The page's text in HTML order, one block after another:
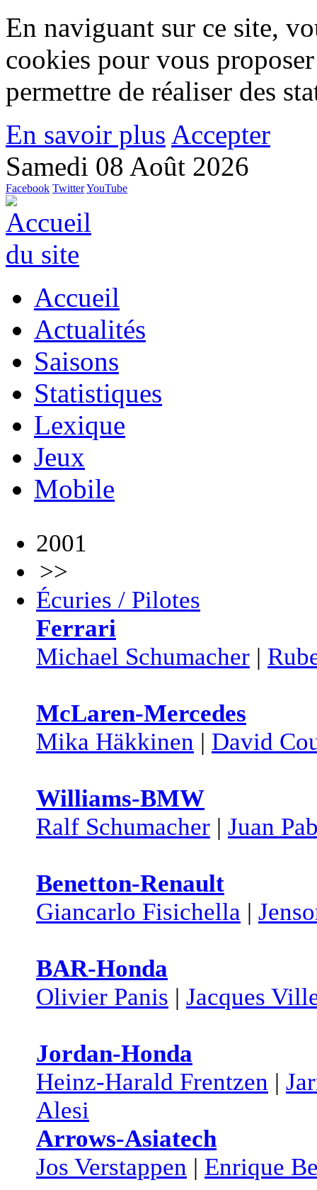
En naviguant sur ce site,
cookies pour vous
permettre de réaliser des
En savoir plus Accepter
Samedi 08 Août 2026
Facebook TwitterYouTube
Accueil
Actualités
Saisons
Statistiques
Lexique
Jeux
Mobile
2001
>>
Écuries / Pilotes
Ferrari
Michael Schumacher |
McLaren-Mercedes
Mika Häkkinen | David
Williams-BMW
Ralf Schumacher | Juan
Benetton-Renault
Giancarlo Fisichella |
BAR-Honda
Olivier Panis | Jacques
Jordan-Honda
Heinz-Harald Frentzen |
Alesi
Arrows-Asiatech
Jos Verstappen | Enrique